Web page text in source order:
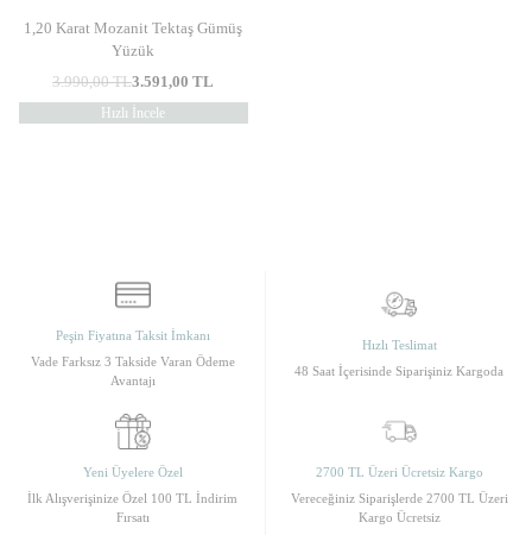
1,20 Karat Mozanit Tektaş Gümüş
Yüzük
3.990,00TL3.591,00 TL
Hızlı İncele
Peşin Fiyatına Taksit İmkanı
Vade Farksız 3 Takside Varan Ödeme
Avantajı
Hızlı Teslimat
48 Saat İçerisinde Siparişiniz Kargoda
Yeni Üyelere Özel
İlk Alışverişinize Özel 100 TL İndirim
Fırsatı
2700 TL Üzeri Ücretsiz Kargo
Vereceğiniz Siparişlerde 2700 TL Üzeri
Kargo Ücretsiz